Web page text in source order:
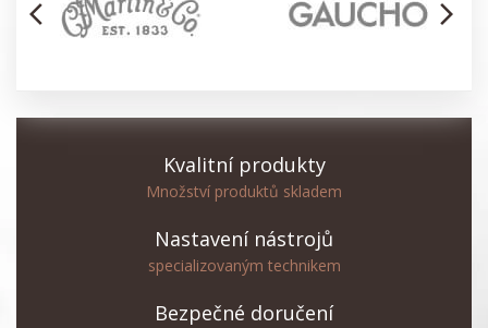
arrow_back_ios arrow_forward_ios
Kvalitní produkty
Množství produktů skladem
Nastavení nástrojů
specializovaným technikem
Bezpečné doručení